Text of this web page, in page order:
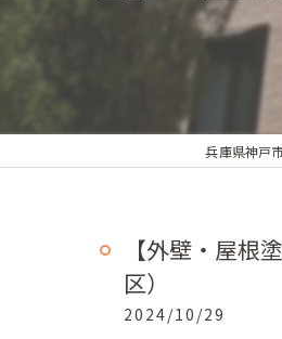
兵庫県神戸
【外壁・屋
区）
2024/10/29